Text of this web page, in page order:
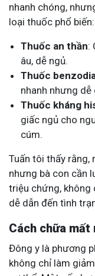
nhanh chóng,
loại thuốc phổ biến:
Thuốc an thần:
âu, dễ ngủ.
Thuốc
nhanh nhưng dễ
Thuốc kháng
giấc ngủ cho
cúm.
Tuấn tôi thấy rằng,
nhưng bà con cần
triệu chứng, không
dễ dẫn đến tình
Cách chữa mất
Đông y là phương
không chỉ làm